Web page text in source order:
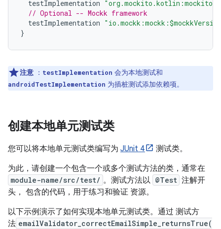
testImplementation "org.mockito.kotlin:mockito-
// Optional -- Mockk framework
testImplementation
}
注意 ： testImplementation 会为本地测试和
androidTestImplementation 为插桩测试添加依赖项。
创建本地单元测试类
您可以将本地单元测试类编写为 JUnit 4
测试类。
为此，请创建一个包含一个或多个测试方法的类，通常在
module-name/src/test/ 。测试方法以 @Test 注解开
头， 包含的代码，用于练习和验证 资源。
以下示例演示了如何实现本地单元测试类。通过 测试方
法 emailValidator_correctEmailSimple_returnsTrue(